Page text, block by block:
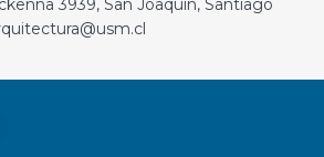
3939, San Joaquín, Santiago